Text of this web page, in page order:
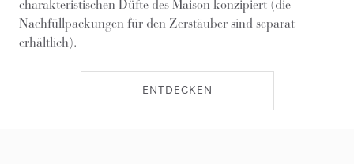
charakteristischen Düfte des Maison konzipiert (die
Nachfüllpackungen für den Zerstäuber sind separat
erhältlich).
ENTDECKEN